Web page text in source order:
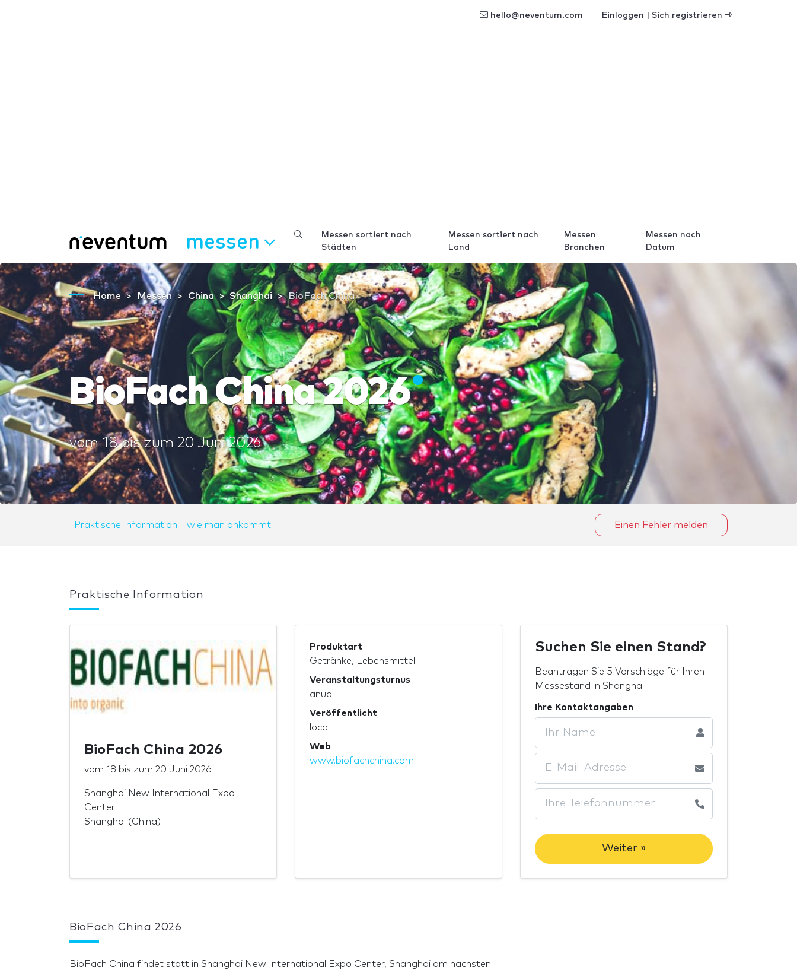
hello@neventum.com Einloggen | Sich registrieren
messen
Messen sortiert nach
Städten
Messen sortiert nach
Land
Messen
Branchen
Messen nach
Datum
Home Messen China Shanghai BioFach China
BioFach China 2026
vom18bis zum 20 Juni 2026
Praktische Information wie man ankommt Einen Fehler melden
Praktische Information
BioFach China 2026
vom 18 bis zum 20 Juni 2026
Shanghai New International Expo
Center
Shanghai (China)
Produktart
Getränke, Lebensmittel
Veranstaltungsturnus
anual
Veröffentlicht
local
Web
www.biofachchina.com
Suchen Sie einen Stand?
Beantragen Sie 5 Vorschläge für Ihren
Messestand in Shanghai
Ihre Kontaktangaben
Weiter »
BioFach China 2026
BioFach China findet statt in Shanghai New International Expo Center, Shanghai am nächsten